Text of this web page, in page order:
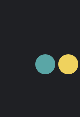
آپارات ایتا